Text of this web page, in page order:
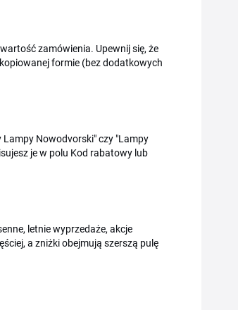
zamówienia. Upewnij się, że
formie (bez dodatkowych
Lampy Nowodvorski" czy "Lampy
je w polu Kod rabatowy lub
letnie wyprzedaże, akcje
a zniżki obejmują szerszą pulę